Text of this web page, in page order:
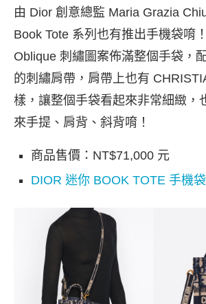
由 Dior 創意總監 Maria Grazia
Book Tote 系列也有推出手機袋唷
Oblique 刺繡圖案佈滿整個手袋，
的刺繡肩帶，肩帶上也有
樣，讓整個手袋看起來非常細緻，
來手提、肩背、斜背唷！
商品售價：NT$71,000 元
DIOR 迷你 BOOK TOTE 手機